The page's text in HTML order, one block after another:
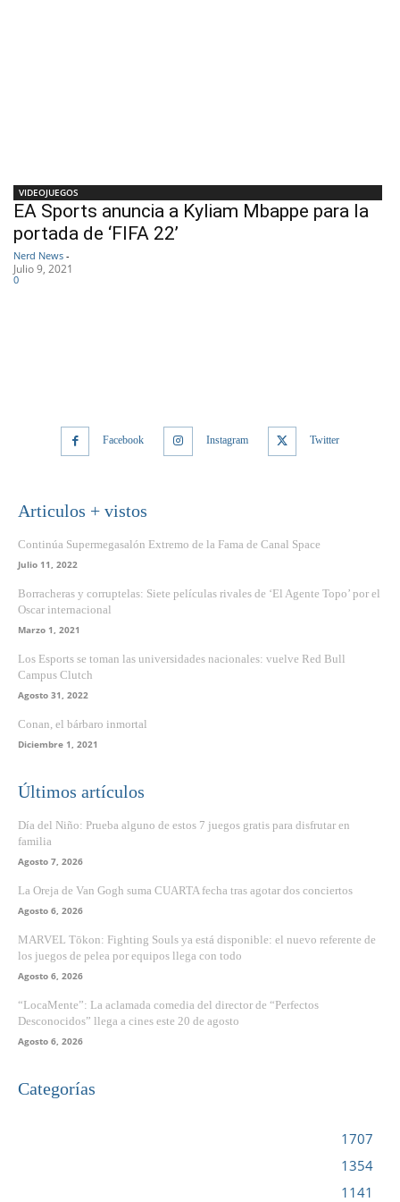
VIDEOJUEGOS
EA Sports anuncia a Kyliam Mbappe para la
portada de ‘FIFA 22’
Nerd News -
Julio 9, 2021
0
Facebook Instagram Twitter
Articulos + vistos
Continúa Supermegasalón Extremo de la Fama de Canal Space
Julio 11, 2022
Borracheras y corruptelas: Siete películas rivales de ‘El Agente Topo’ por el
Oscar internacional
Marzo 1, 2021
Los Esports se toman las universidades nacionales: vuelve Red Bull
Campus Clutch
Agosto 31, 2022
Conan, el bárbaro inmortal
Diciembre 1, 2021
Últimos artículos
Día del Niño: Prueba alguno de estos 7 juegos gratis para disfrutar en
familia
Agosto 7, 2026
La Oreja de Van Gogh suma CUARTA fecha tras agotar dos conciertos
Agosto 6, 2026
MARVEL Tōkon: Fighting Souls ya está disponible: el nuevo referente de
los juegos de pelea por equipos llega con todo
Agosto 6, 2026
“LocaMente”: La aclamada comedia del director de “Perfectos
Desconocidos” llega a cines este 20 de agosto
Agosto 6, 2026
Categorías
1707
1354
1141